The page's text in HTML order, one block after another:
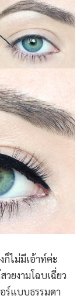
ก็ไม่มีเอ้าท์ค่ะ
ยงามโฉบเฉี่ยว
ร์แบบธรรมดา